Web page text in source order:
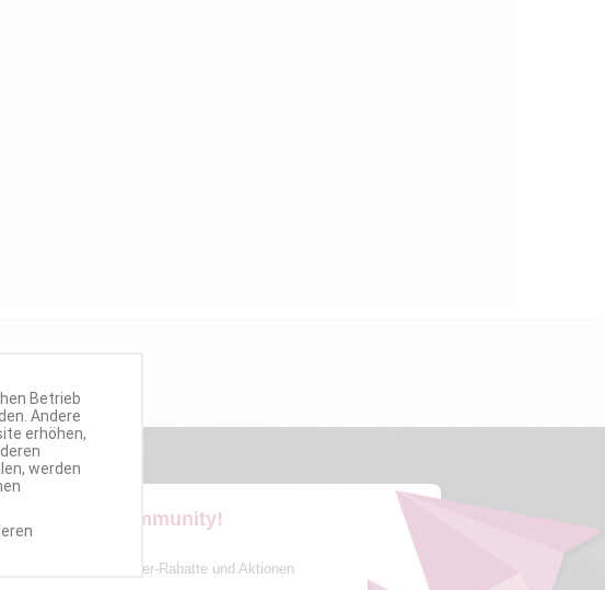
Miweba Community!
exklusive Newsletter-Rabatte und Aktionen
Betrieb
Andere
erhöhen,
werden